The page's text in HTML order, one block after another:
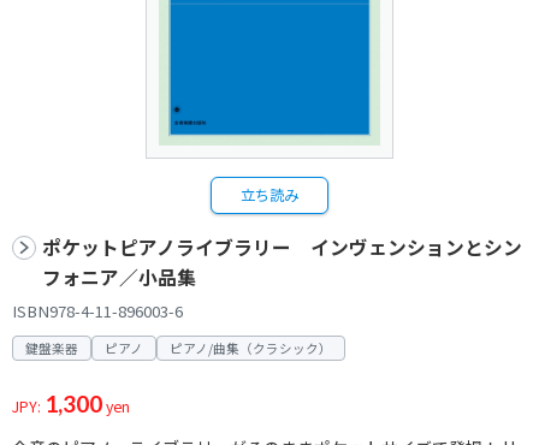
立ち読み
ポケットピアノライブラリー インヴェンションとシン
フォニア／小品集
ISBN978-4-11-896003-6
鍵盤楽器 ピアノ ピアノ/曲集（クラシック）
JPY: 1,300yen